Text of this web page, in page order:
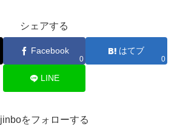
シェアする
Facebook
0
はてブ
0
LINE
jinboをフォローする